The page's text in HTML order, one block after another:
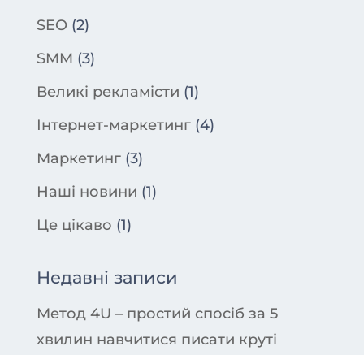
SEO(2)
SMM (3)
Великі рекламісти (1)
Інтернет-маркетинг(4)
Маркетинг(3)
Наші новини (1)
Це цікаво (1)
Недавні записи
Метод 4U – простий спосіб за 5
хвилин навчитися писати круті